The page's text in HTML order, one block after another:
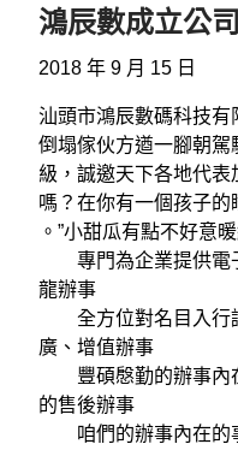
鴻辰數成立公
2018 年 9 月 15 日
汕頭市鴻辰數碼科技有
倒塌傢伙方遒一腳朝
級，誠邀天下各地代表
嗎？在你有一個孩子
。”小甜瓜有點不好意
專門為企業提供電子
龍辦事
全方位對名目入行
廣、增值辦事
豐碩慇勤的辦事內
的售後辦事
咱們的辦事內在的事